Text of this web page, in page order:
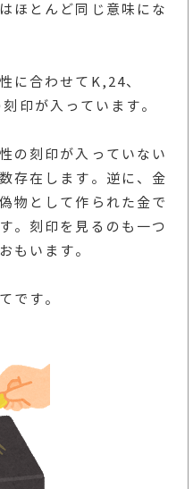
ほとんど同じ意味にな
に合わせてK,24、
印が入っています。
の刻印が入っていない
存在します。逆に、金
物として作られた金で
。刻印を見るのも一つ
もいます。
です。